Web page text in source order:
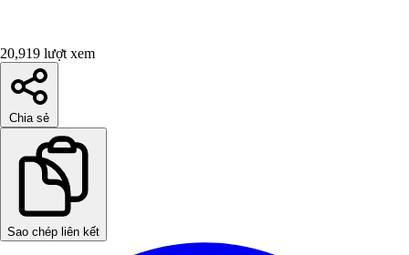
20,919 lượt xem
Chia sẻ
Sao chép liên kết